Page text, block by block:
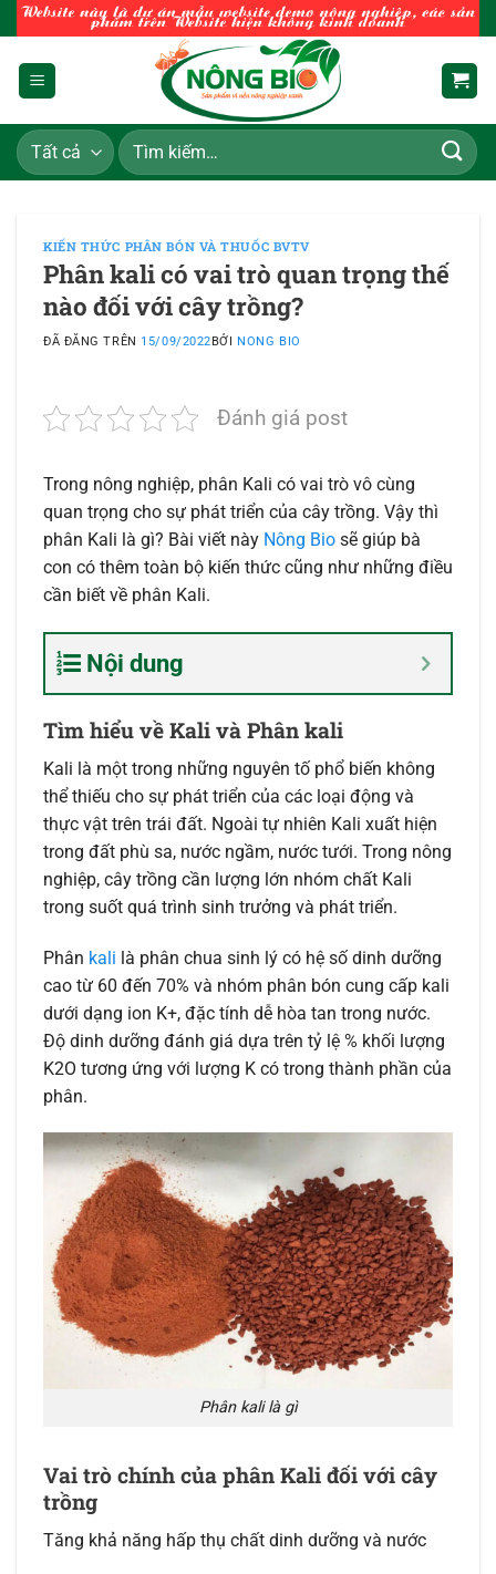
Chuyển
đến
nội
dung
Tìm
kiếm:
KIẾN THỨC PHÂN BÓN VÀ THUỐC BVTV
Phân kali có vai trò quan trọng thế
nào đối với cây trồng?
ĐÃ ĐĂNG TRÊN 15/09/2022 BỞI NONG BIO
Đánh giá post
Trong nông nghiệp, phân Kali có vai trò vô cùng
quan trọng cho sự phát triển của cây trồng. Vậy thì
phân Kali là gì? Bài viết này Nông Bio sẽ giúp bà
con có thêm toàn bộ kiến thức cũng như những điều
cần biết về phân Kali.
Nội dung
Tìm hiểu về Kali và Phân kali
Kali là một trong những nguyên tố phổ biến không
thể thiếu cho sự phát triển của các loại động và
thực vật trên trái đất. Ngoài tự nhiên Kali xuất hiện
trong đất phù sa, nước ngầm, nước tưới. Trong nông
nghiệp, cây trồng cần lượng lớn nhóm chất Kali
trong suốt quá trình sinh trưởng và phát triển.
Phân kali là phân chua sinh lý có hệ số dinh dưỡng
cao từ 60 đến 70% và nhóm phân bón cung cấp kali
dưới dạng ion K+, đặc tính dễ hòa tan trong nước.
Độ dinh dưỡng đánh giá dựa trên tỷ lệ % khối lượng
K2O tương ứng với lượng K có trong thành phần của
phân.
Phân kali là gì
Vai trò chính của phân Kali đối với cây
trồng
Tăng khả năng hấp thụ chất dinh dưỡng và nước